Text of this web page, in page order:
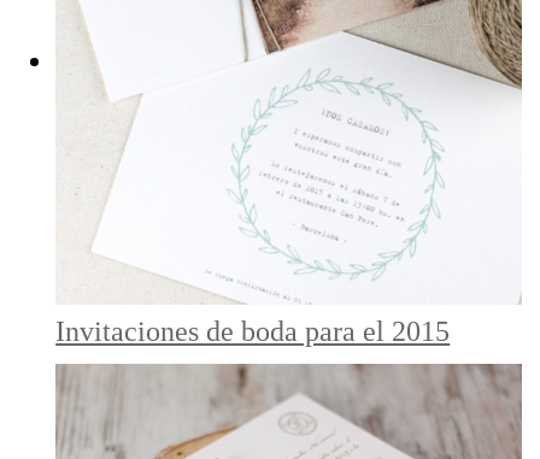
Invitaciones de boda para el 2015